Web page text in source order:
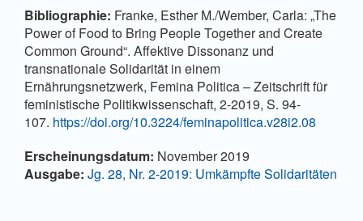
Bibliographie: Franke, Esther M./Wember, Carla: „The
Power of Food to Bring People Together and Create
Common Ground“. Affektive Dissonanz und
transnationale Solidarität in einem
Ernährungsnetzwerk, Femina Politica – Zeitschrift für
feministische Politikwissenschaft, 2-2019, S. 94-
107. https://doi.org/10.3224/feminapolitica.v28i2.08
Artikel-Details
Erscheinungsdatum: November 2019
Ausgabe: Jg. 28, Nr. 2-2019: Umkämpfte Solidaritäten